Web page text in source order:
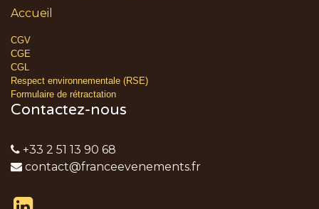
Accueil
CGV
CGE
CGL
Respect environnementale (RSE)
Formulaire de rétractation
Contactez-nous
+33 2 51 13 90 68
contact@franceevenements.fr